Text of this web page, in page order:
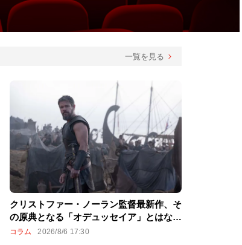
一覧を見る
クリストファー・ノーラン監督最新作、そ
の原典となる「オデュッセイア」とはなに
か？
コラム 2026/8/6 17:30